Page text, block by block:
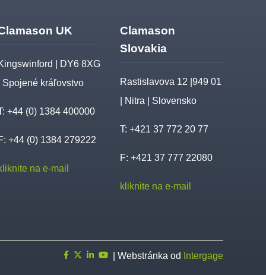
UK
| DY6 8XG
Spojené kráľovstvo
+44 (0) 1384 400000
+44 (0) 1384 279222
na e-mail
Clamason
Slovakia
Rastislavova 12 |949 01
| Nitra | Slovensko
T: +421 37 772 20 77
F: +421 37 777 22080
kliknite na e-mail
| Webstránka od Intergage